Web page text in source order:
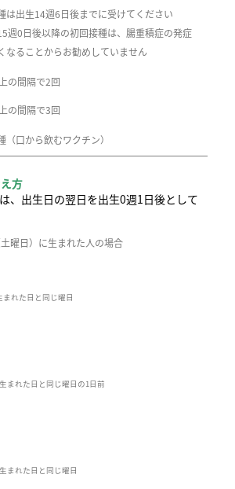
は出生14週6日後までに受けてください
週0日後以降の初回接種は、腸重積症の発症
なることからお勧めしていません
の間隔で2回
の間隔で3回
（口から飲むワクチン）
方
、出生日の翌日を出生0週1日後として
曜日）に生まれた人の場合
れた日と同じ曜日
まれた日と同じ曜日の1日前
まれた日と同じ曜日